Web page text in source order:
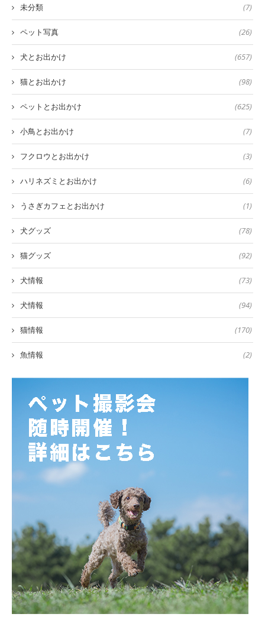
未分類 (7)
ペット写真 (26)
犬とお出かけ (657)
猫とお出かけ (98)
ペットとお出かけ (625)
小鳥とお出かけ (7)
フクロウとお出かけ (3)
ハリネズミとお出かけ (6)
うさぎカフェとお出かけ (1)
犬グッズ (78)
猫グッズ (92)
犬情報 (73)
犬情報 (94)
猫情報 (170)
魚情報 (2)